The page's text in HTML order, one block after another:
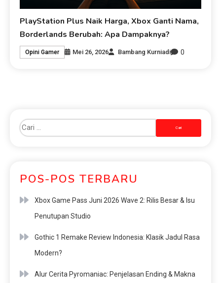
PlayStation Plus Naik Harga, Xbox Ganti Nama,
Borderlands Berubah: Apa Dampaknya?
Opini Gamer Mei 26, 2026 Bambang Kurniadi 0
POS-POS TERBARU
Xbox Game Pass Juni 2026 Wave 2: Rilis Besar & Isu
Penutupan Studio
Gothic 1 Remake Review Indonesia: Klasik Jadul Rasa
Modern?
Alur Cerita Pyromaniac: Penjelasan Ending & Makna